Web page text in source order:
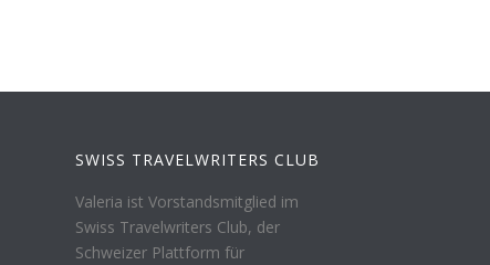
SWISS TRAVELWRITERS CLUB
Valeria ist Vorstandsmitglied im
Swiss Travelwriters Club, der
Schweizer Plattform für